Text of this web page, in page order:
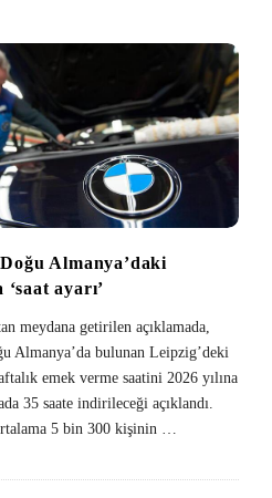
Almanya’daki
ayarı’
meydana getirilen açıklamada,
Almanya’da bulunan Leipzig’deki
emek verme saatini 2026 yılına
35 saate indirileceği açıklandı.
5 bin 300 kişinin …